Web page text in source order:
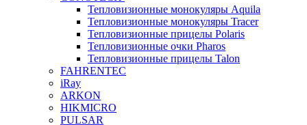
Тепловизионные монокуляры Aquila
Тепловизионные монокуляры Tracer
Тепловизионные прицелы Polaris
Тепловизионные очки Pharos
Тепловизионные прицелы Talon
FAHRENTEC
iRay
ARKON
HIKMICRO
PULSAR